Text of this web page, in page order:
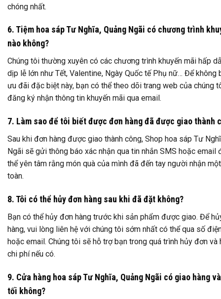
chóng nhất.
6. Tiệm hoa sáp Tư Nghĩa, Quảng Ngãi có chương trình
nào không?
Chúng tôi thường xuyên có các chương trình khuyến mãi hấp
dịp lễ lớn như Tết, Valentine, Ngày Quốc tế Phụ nữ… Để không
ưu đãi đặc biệt này, bạn có thể theo dõi trang web của chúng
đăng ký nhận thông tin khuyến mãi qua email.
7. Làm sao để tôi biết được đơn hàng đã được giao thành
Sau khi đơn hàng được giao thành công, Shop hoa sáp Tư
Ngãi sẽ gửi thông báo xác nhận qua tin nhắn SMS hoặc email
thể yên tâm rằng món quà của mình đã đến tay người nhận
toàn.
8. Tôi có thể hủy đơn hàng sau khi đã đặt không?
Bạn có thể hủy đơn hàng trước khi sản phẩm được giao. Để
hàng, vui lòng liên hệ với chúng tôi sớm nhất có thể qua số
hoặc email. Chúng tôi sẽ hỗ trợ bạn trong quá trình hủy đơn và
chi phí nếu có.
9. Cửa hàng hoa sáp Tư Nghĩa, Quảng Ngãi có giao hàng
tối không?